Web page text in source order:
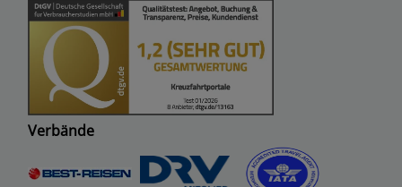
Verbände